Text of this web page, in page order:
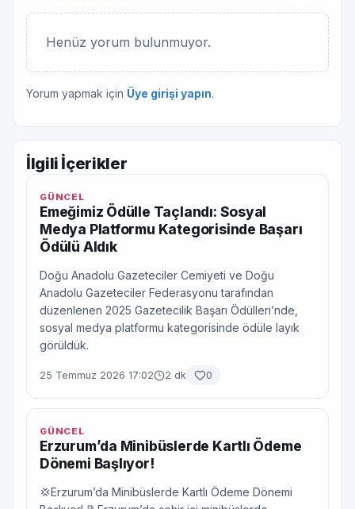
Henüz yorum bulunmuyor.
Yorum yapmak için Üye girişi yapın.
İlgili İçerikler
GÜNCEL
Emeğimiz Ödülle Taçlandı: Sosyal
Medya Platformu Kategorisinde Başarı
Ödülü Aldık
Doğu Anadolu Gazeteciler Cemiyeti ve Doğu
Anadolu Gazeteciler Federasyonu tarafından
düzenlenen 2025 Gazetecilik Başarı Ödülleri’nde,
sosyal medya platformu kategorisinde ödüle layık
görüldük.
25 Temmuz 2026 17:02 2 dk 0
GÜNCEL
Erzurum’da Minibüslerde Kartlı Ödeme
Dönemi Başlıyor!
💢Erzurum’da Minibüslerde Kartlı Ödeme Dönemi